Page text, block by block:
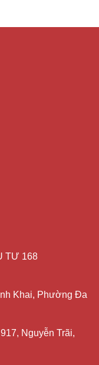
TƯ 168
Khai, Phường Đa
Nguyễn Trãi,